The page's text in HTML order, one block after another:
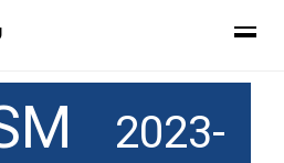
2023-